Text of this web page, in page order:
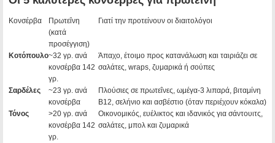
Κονσέρβα
Πρωτεΐνη
(κατά
προσέγγιση)
Γιατί την προτείνουν οι διαιτολόγοι
Κοτόπουλο~32 γρ. ανά
κονσέρβα 142
γρ.
Άπαχο, έτοιμο προς κατανάλωση και ταιριάζει σε
σαλάτες, wraps, ζυμαρικά ή σούπες
Σαρδέλες
~23 γρ. ανά
κονσέρβα
Πλούσιες σε πρωτεΐνες, ωμέγα-3 λιπαρά, βιταμίνη
Β12, σελήνιο και ασβέστιο (όταν περιέχουν κόκαλα)
Τόνος
>20 γρ. ανά
κονσέρβα 142
γρ.
Οικονομικός, ευέλικτος και ιδανικός για σάντουιτς,
σαλάτες, μπολ και ζυμαρικά